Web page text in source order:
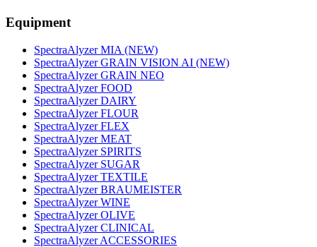
Equipment
SpectraAlyzer MIA (NEW)
SpectraAlyzer GRAIN VISION AI (NEW)
SpectraAlyzer GRAIN NEO
SpectraAlyzer FOOD
SpectraAlyzer DAIRY
SpectraAlyzer FLOUR
SpectraAlyzer FLEX
SpectraAlyzer MEAT
SpectraAlyzer SPIRITS
SpectraAlyzer SUGAR
SpectraAlyzer TEXTILE
SpectraAlyzer BRAUMEISTER
SpectraAlyzer WINE
SpectraAlyzer OLIVE
SpectraAlyzer CLINICAL
SpectraAlyzer ACCESSORIES